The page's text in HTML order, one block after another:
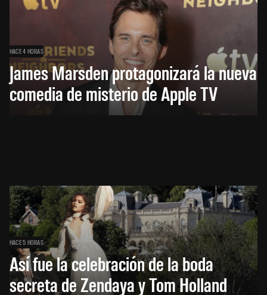
HACE 4 HORAS
James Marsden protagonizará la nueva
comedia de misterio de Apple TV
HACE 5 HORAS
Así fue la celebración de la boda
secreta de Zendaya y Tom Holland